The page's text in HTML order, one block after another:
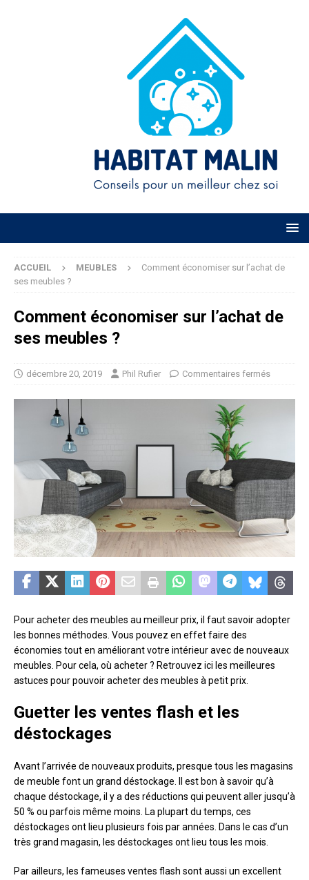
ACCUEIL MEUBLES
Comment économiser sur l’achat de
ses meubles ?
Comment économiser sur l’achat de
ses meubles ?
décembre 20, 2019 Phil Rufier Commentaires fermés
Pour acheter des meubles au meilleur prix, il faut savoir adopter
les bonnes méthodes. Vous pouvez en effet faire des
économies tout en améliorant votre intérieur avec de nouveaux
meubles. Pour cela, où acheter ? Retrouvez ici les meilleures
astuces pour pouvoir acheter des meubles à petit prix.
Guetter les ventes flash et les
déstockages
Avant l’arrivée de nouveaux produits, presque tous les magasins
de meuble font un grand déstockage. Il est bon à savoir qu’à
chaque déstockage, il y a des réductions qui peuvent aller jusqu’à
50 % ou parfois même moins. La plupart du temps, ces
déstockages ont lieu plusieurs fois par années. Dans le cas d’un
très grand magasin, les déstockages ont lieu tous les mois.
Par ailleurs, les fameuses ventes flash sont aussi un excellent